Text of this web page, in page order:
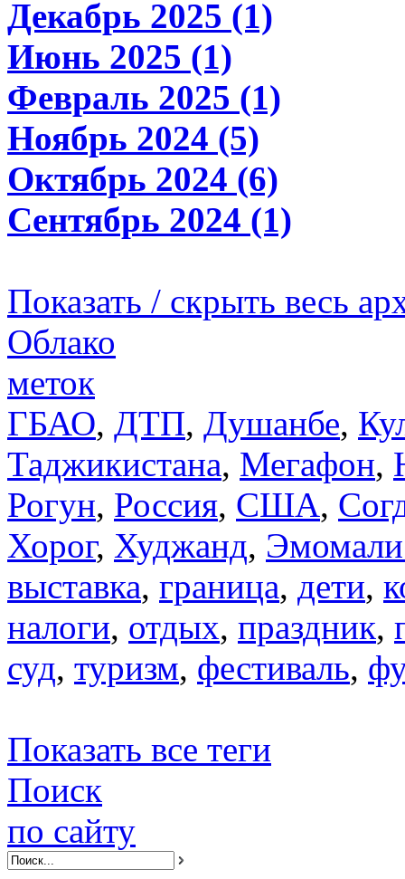
Декабрь 2025 (1)
Июнь 2025 (1)
Февраль 2025 (1)
Ноябрь 2024 (5)
Октябрь 2024 (6)
Сентябрь 2024 (1)
Показать / скрыть весь
Облако
меток
ГБАО, ДТП, Душанбе,
Таджикистана, Мегафон,
Рогун, Россия, США,
Хорог, Худжанд,
выставка, граница, дети,
налоги, отдых, праздник,
суд, туризм, фестиваль,
Показать все теги
Поиск
по сайту